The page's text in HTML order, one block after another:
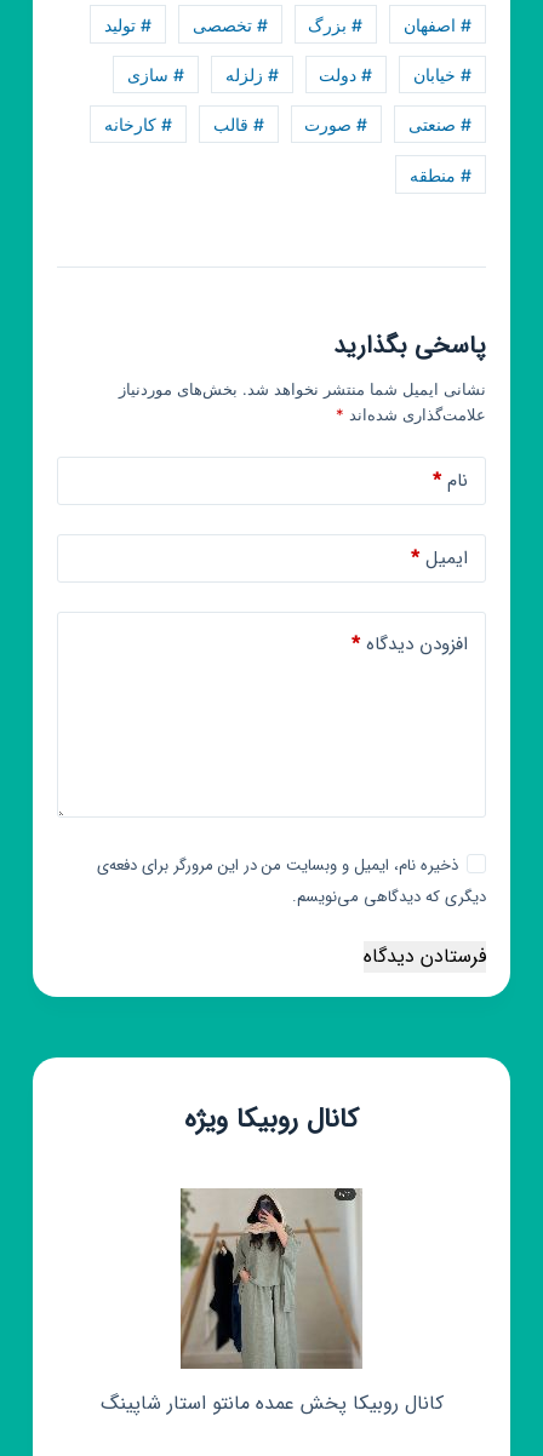
# اصفهان # بزرگ # تخصصی # تولید
# خیابان # دولت # زلزله # سازی
# صنعتی # صورت # قالب # کارخانه
# منطقه
پاسخی بگذارید
نشانی ایمیل شما منتشر نخواهد شد. بخش‌های موردنیاز
علامت‌گذاری شده‌اند *
نام*
ایمیل*
افزودن دیدگاه*
ذخیره نام، ایمیل و وبسایت من در این مرورگر برای دفعه‌ی
دیگری که دیدگاهی می‌نویسم.
فرستادن دیدگاه
کانال روبیکا ویژه
کانال روبیکا پخش عمده مانتو استار شاپینگ